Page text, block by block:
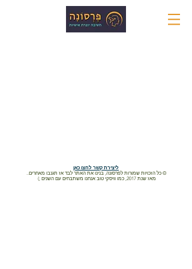
ליצירת קשר לחצו כאן
© כל הזכויות שמורות לפרסונה, בנינו את האתר לבד אז תגנבו מאחרים..
מאז שנת 2017, כמו וויסקי טוב אנחנו משתבחים עם השנים ;)